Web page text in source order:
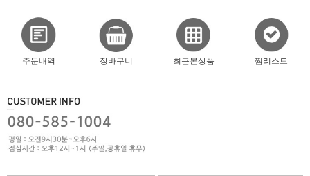
주문내역 장바구니 최근본상품 찜리스트